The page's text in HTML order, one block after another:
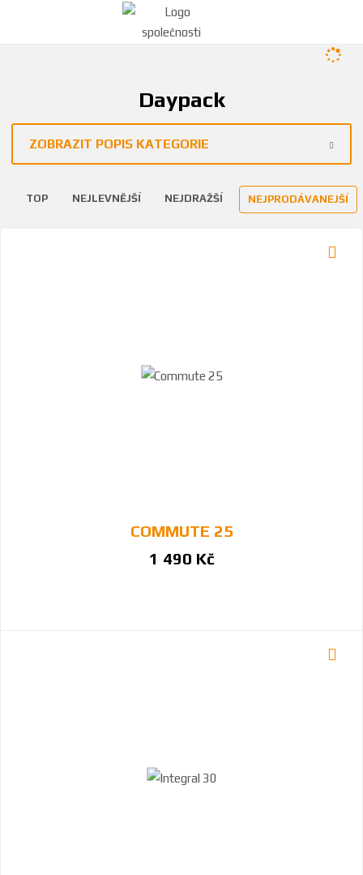
Daypack
ZOBRAZIT POPIS KATEGORIE
TOP NEJLEVNĚJŠÍ NEJDRAŽŠÍ NEJPRODÁVANEJŠÍ
COMMUTE 25
1 490 Kč